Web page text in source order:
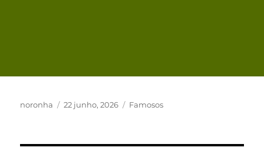
Autor
noronha
Publicado
22 junho, 2026 Categorias
Famosos